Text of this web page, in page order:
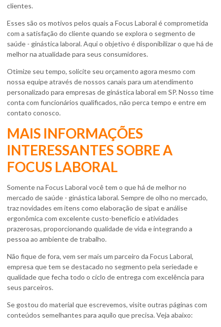
clientes.
Esses são os motivos pelos quais a Focus Laboral é comprometida
com a satisfação do cliente quando se explora o segmento de
saúde - ginástica laboral. Aqui o objetivo é disponibilizar o que há de
melhor na atualidade para seus consumidores.
Otimize seu tempo, solicite seu orçamento agora mesmo com
nossa equipe através de nossos canais para um atendimento
personalizado para empresas de ginástica laboral em SP. Nosso time
conta com funcionários qualificados, não perca tempo e entre em
contato conosco.
MAIS INFORMAÇÕES
INTERESSANTES SOBRE A
FOCUS LABORAL
Somente na Focus Laboral você tem o que há de melhor no
mercado de saúde - ginástica laboral. Sempre de olho no mercado,
traz novidades em itens como elaboração de sipat e análise
ergonômica com excelente custo-benefício e atividades
prazerosas, proporcionando qualidade de vida e integrando a
pessoa ao ambiente de trabalho.
Não fique de fora, vem ser mais um parceiro da Focus Laboral,
empresa que tem se destacado no segmento pela seriedade e
qualidade que fecha todo o ciclo de entrega com excelência para
seus parceiros.
Se gostou do material que escrevemos, visite outras páginas com
conteúdos semelhantes para aquilo que precisa. Veja abaixo: